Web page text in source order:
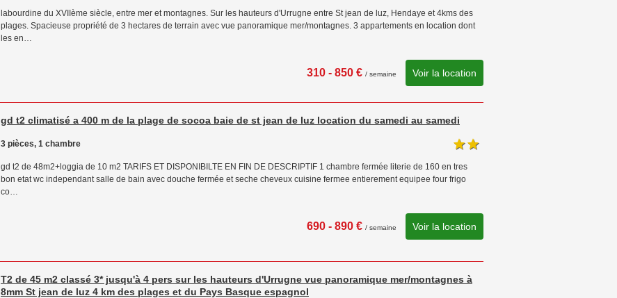
labourdine du XVIIème siècle, entre mer et montagnes. Sur les hauteurs d'Urrugne entre St jean de luz, Hendaye et 4kms des
plages. Spacieuse propriété de 3 hectares de terrain avec vue panoramique mer/montagnes. 3 appartements en location dont
les en…
310 - 850 € / semaine Voir la location
gd t2 climatisé a 400 m de la plage de socoa baie de st jean de luz location du samedi au samedi
3 pièces, 1 chambre
gd t2 de 48m2+loggia de 10 m2 TARIFS ET DISPONIBILTE EN FIN DE DESCRIPTIF 1 chambre fermée literie de 160 en tres
bon etat wc independant salle de bain avec douche fermée et seche cheveux cuisine fermee entierement equipee four frigo
co…
690 - 890 € / semaine Voir la location
T2 de 45 m2 classé 3* jusqu'à 4 pers sur les hauteurs d'Urrugne vue panoramique mer/montagnes à
8mm St jean de luz 4 km des plages et du Pays Basque espagnol